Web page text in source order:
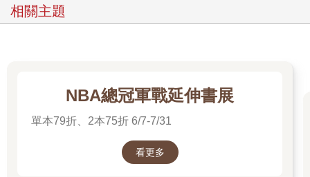
相關主題
NBA總冠軍戰延伸書展
單本79折、2本75折 6/7-7/31
看更多